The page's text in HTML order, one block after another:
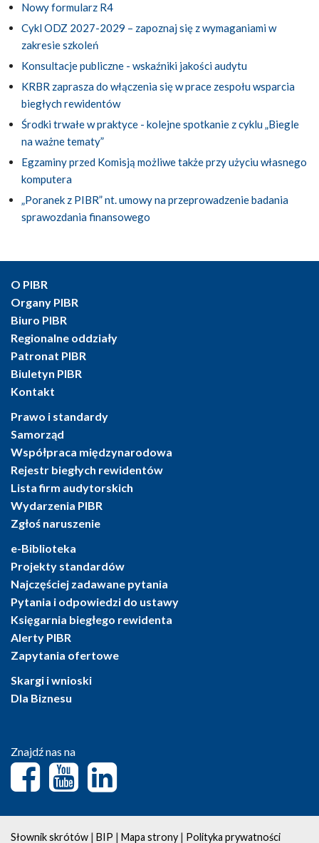
Nowy formularz R4
Cykl ODZ 2027-2029 – zapoznaj się z wymaganiami w
zakresie szkoleń
Konsultacje publiczne - wskaźniki jakości audytu
KRBR zaprasza do włączenia się w prace zespołu wsparcia
biegłych rewidentów
Środki trwałe w praktyce - kolejne spotkanie z cyklu „Biegle
na ważne tematy”
Egzaminy przed Komisją możliwe także przy użyciu własnego
komputera
„Poranek z PIBR” nt. umowy na przeprowadzenie badania
sprawozdania finansowego
O PIBR
Organy PIBR
Biuro PIBR
Regionalne oddziały
Patronat PIBR
Biuletyn PIBR
Kontakt
Prawo i standardy
Samorząd
Współpraca międzynarodowa
Rejestr biegłych rewidentów
Lista firm audytorskich
Wydarzenia PIBR
Zgłoś naruszenie
e-Biblioteka
Projekty standardów
Najczęściej zadawane pytania
Pytania i odpowiedzi do ustawy
Księgarnia biegłego rewidenta
Alerty PIBR
Zapytania ofertowe
Skargi i wnioski
Dla Biznesu
Znajdź nas na
Słownik skrótów | BIP | Mapa strony | Polityka prywatności